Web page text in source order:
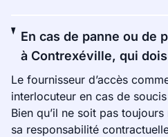
En cas de panne ou de
à Contrexéville, qui
Le fournisseur d’accès
interlocuteur en cas de
Bien qu’il ne soit pas
sa responsabilité